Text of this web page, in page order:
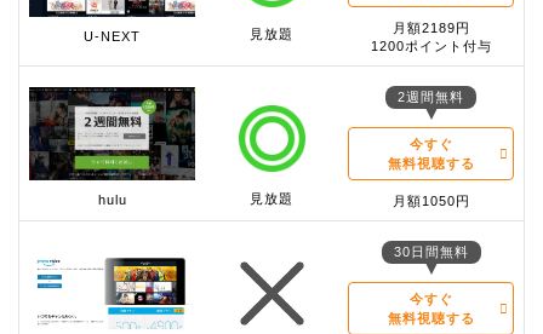
U-NEXT 見放題
月額2189円
1200ポイント付与
hulu 見放題
2週間無料
今すぐ
無料視聴する
月額1050円
30日間無料
今すぐ
無料視聴する